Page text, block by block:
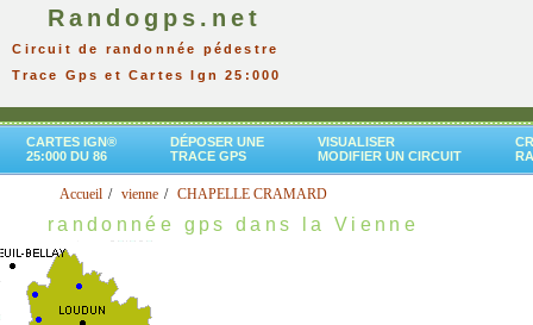
Randogps.net
Circuit de randonnée pédestre
Trace Gps et Cartes Ign 25:000
CARTES IGN®
25:000 DU 86
DÉPOSER UNE
TRACE GPS
VISUALISER
MODIFIER UN CIRCUIT
Accueil vienne CHAPELLE CRAMARD
randonnée gps dans la Vienne